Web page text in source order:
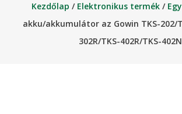
Kezdőlap / Elektronikus termék/
akku/akkumulátor az Gowin TKS-202/
302R/TKS-402R/TKS-402N